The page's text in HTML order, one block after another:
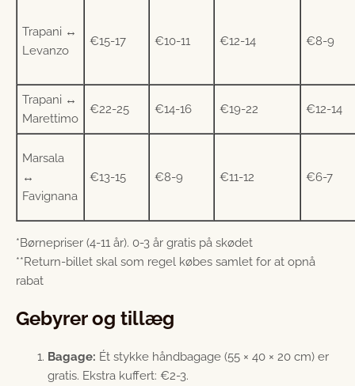
Trapani ↔
Levanzo
€15-17 €10-11 €12-14 €8-9
Trapani ↔
Marettimo
€22-25 €14-16 €19-22 €12-14
Marsala
↔
Favignana
€13-15 €8-9 €11-12 €6-7
*Børnepriser (4-11 år). 0-3 år gratis på skødet
**Return-billet skal som regel købes samlet for at opnå
rabat
Gebyrer og tillæg
Bagage: Ét stykke håndbagage (55 × 40 × 20 cm) er
gratis. Ekstra kuffert: €2-3.